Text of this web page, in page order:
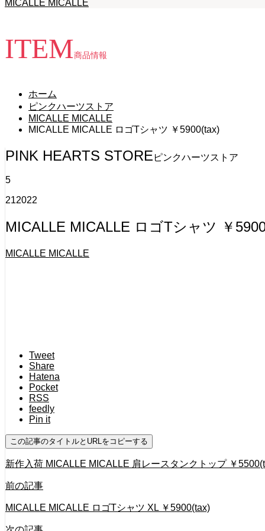
MICALLE MICALLE
ITEM商品情報
ホーム
ピンクハーツストア
MICALLE MICALLE
MICALLE MICALLE ロゴTシャツ ￥5900(tax)
PINK HEARTS STORE ピンクハーツストア
5
212022
MICALLE MICALLE ロゴTシャツ ￥
MICALLE MICALLE
Tweet
Share
Hatena
Pocket
RSS
feedly
Pin it
この記事のタイトルとURLをコピーする
新作入荷 MICALLE MICALLE 肩レースタンクトップ ￥
前の記事
MICALLE MICALLE ロゴTシャツ XL ￥5900(tax)